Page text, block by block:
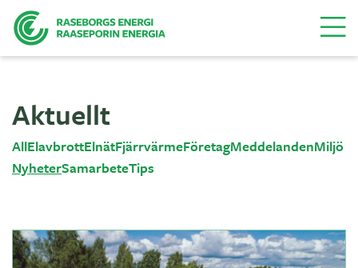
Menu
Aktuellt
AllElavbrottElnätFjärrvärmeFöretagMeddelandenMiljö
NyheterSamarbeteTips